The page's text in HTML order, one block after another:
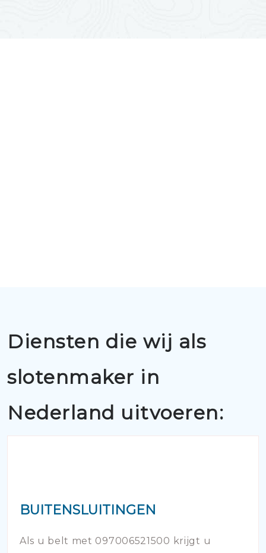
Diensten die wij als
slotenmaker in
Nederland uitvoeren:
BUITENSLUITINGEN
Als u belt met 097006521500 krijgt u